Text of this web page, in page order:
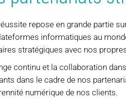
repose en grande partie
informatiques au
stratégiques avec nos
continu et la collaboration
dans le cadre de nos
numérique de nos clients.